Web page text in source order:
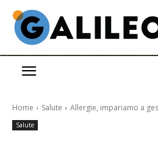
Home Salute Allergie, impariamo a
Salute